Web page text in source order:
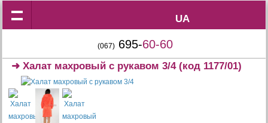
UA
UA
(067) 695-60-60
➜Халат махровый с рукавом 3/4(код 1177/01)